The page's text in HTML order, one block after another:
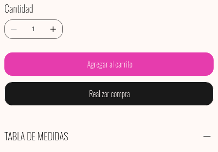
Cantidad
Agregar al carrito
Realizar compra
TABLA DE MEDIDAS